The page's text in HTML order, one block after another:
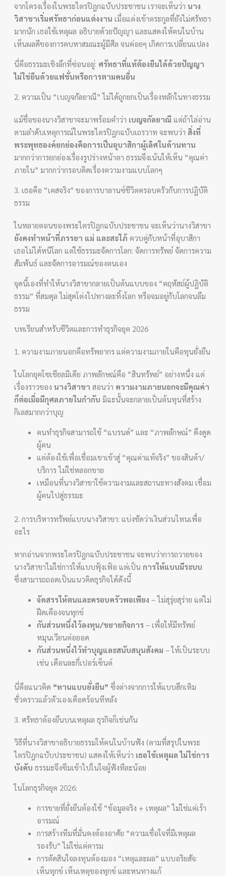
จากโครงเรื่องในพระไตรปิฎกฉบับประชาชน เราจะเห็นว่านาง
วิสาขาเริ่มศรัทธาก่อนแต่งงาน เมื่อแต่งเข้าตระกูลที่ยังไม่ศรัทธา
มากนัก เธอใช้เหตุผล อธิบายด้วยปัญญา และแสดงให้คนในบ้าน
เห็นผลดีของการคบหาสมณะผู้มีศีล จนค่อยๆ เกิดการเปลี่ยนแปลง
นี่คือธรรมะเชิงลึกที่ซ่อนอยู่: ศรัทธาที่แท้ต้องยืนได้ด้วยปัญญา
ไม่ใช่ยืนด้วยแฟชั่นหรือการตามคนอื่น
2. ความเป็น “เบญจกัลยาณี” ไม่ได้ถูกยกเป็นเรื่องหลักในทางธรรม
แม้ชื่อของนางวิสาขาจะมาพร้อมคำว่า เบญจกัลยาณี แต่ถ้าไล่อ่าน
ตามลำดับเหตุการณ์ในพระไตรปิฎกฉบับเถรวาท จะพบว่าสิ่งที่
พระพุทธองค์ยกย่องคือการเป็นอุบาสิกาผู้เลิศในด้านทาน
มากกว่าการยกย่องเรื่องรูปร่างหน้าตา ธรรมจึงเน้นให้เห็น “คุณค่า
ภายใน” มากกว่ากรอบคิดเรื่องความงามแบบโลกๆ
3. เธอคือ “เคสจริง” ของการบาลานซ์ชีวิตครอบครัวกับการปฏิบัติ
ธรรม
ในหลายตอนของพระไตรปิฎกฉบับประชาชน จะเห็นว่านางวิสาขา
ยังคงทำหน้าที่ภรรยา แม่ และสะใภ้ ควบคู่กับหน้าที่อุบาสิกา
เธอไม่ได้หนีโลก แต่ใช้ธรรมะจัดการโลก: จัดการทรัพย์ จัดการความ
สัมพันธ์ และจัดการอารมณ์ของตนเอง
จุดนี้เองที่ทำให้นางวิสาขากลายเป็นต้นแบบของ “คฤหัสถ์ผู้ปฏิบัติ
ธรรม” ที่สมดุล ไม่สุดโต่งไปทางละทิ้งโลก หรือจมอยู่กับโลกจนลืม
ธรรม
บทเรียนสำหรับชีวิตและการทำธุรกิจยุค 2026
1. ความงามภายนอกคือทรัพยากร แต่ความงามภายในคือทุนยั่งยืน
ในโลกยุคโซเชียลมีเดีย ภาพลักษณ์คือ “สินทรัพย์” อย่างหนึ่ง แต่
เรื่องราวของนางวิสาขา สอนว่า ความงามภายนอกจะมีคุณค่า
ก็ต่อเมื่อมีกุศลภายในกำกับ มิฉะนั้นจะกลายเป็นต้นทุนที่สร้าง
กิเลสมากกว่าบุญ
คนทำธุรกิจสามารถใช้ “แบรนด์” และ “ภาพลักษณ์” ดึงดูด
ผู้คน
แต่ต้องใช้เพื่อเชื่อมเขาเข้าสู่ “คุณค่าแท้จริง” ของสินค้า/
บริการ ไม่ใช่หลอกขาย
เหมือนที่นางวิสาขาใช้ความงามและสถานะทางสังคม เชื่อม
ผู้คนไปสู่ธรรมะ
2. การบริหารทรัพย์แบบนางวิสาขา: แบ่งชัดว่าเงินส่วนไหนเพื่อ
อะไร
หากอ่านจากพระไตรปิฎกฉบับประชาชน จะพบว่าการถวายของ
นางวิสาขาไม่ใช่การให้แบบฟุ้งเฟ้อ แต่เป็นการให้แบบมีระบบ
ซึ่งสามารถถอดเป็นแนวคิดธุรกิจได้ดังนี้
จัดสรรให้ตนและครอบครัวพอเพียง – ไม่สุรุ่ยสุร่าย แต่ไม่
ฝืดเคืองจนทุกข์
กันส่วนหนึ่งไว้ลงทุน/ขยายกิจการ – เพื่อให้มีทรัพย์
หมุนเวียนต่อยอด
กันส่วนหนึ่งไว้ทำบุญและสนับสนุนสังคม – ให้เป็นระบบ
เช่น เดือนละกี่เปอร์เซ็นต์
นี่คือแนวคิด “ทานแบบยั่งยืน” ซึ่งต่างจากการให้แบบฮึกเหิม
ชั่วคราวแล้วตัวเองเดือดร้อนทีหลัง
3. ศรัทธาต้องยืนบนเหตุผล ธุรกิจก็เช่นกัน
วิธีที่นางวิสาขาอธิบายธรรมให้คนในบ้านฟัง (ตามที่สรุปในพระ
ไตรปิฎกฉบับประชาชน) แสดงให้เห็นว่า เธอใช้เหตุผล ไม่ใช่การ
บังคับ ธรรมะจึงซึมเข้าไปในใจผู้ฟังทีละน้อย
ในโลกธุรกิจยุค 2026:
การขายที่ยั่งยืนต้องใช้ “ข้อมูลจริง + เหตุผล” ไม่ใช่แค่เร้า
อารมณ์
การสร้างทีมที่มั่นคงต้องอาศัย “ความเชื่อใจที่มีเหตุผล
รองรับ” ไม่ใช่แค่คารม
การตัดสินใจลงทุนต้องมอง “เหตุและผล” แบบอริยสัจ:
เห็นทุกข์ เห็นเหตุของทุกข์ และหนทางแก้